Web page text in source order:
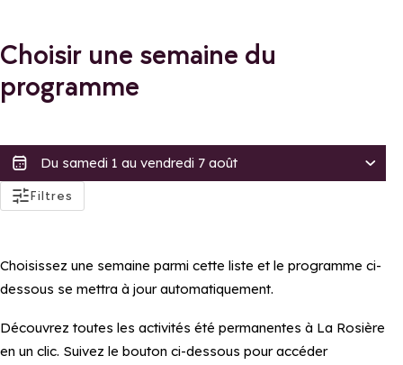
Choisir une semaine du
programme
Filtres
actifs
Accessible en poussette
Choisissez une semaine parmi cette liste et le programme ci-
dessous se mettra à jour automatiquement.
Découvrez toutes les activités été permanentes à La Rosière
en un clic. Suivez le bouton ci-dessous pour accéder